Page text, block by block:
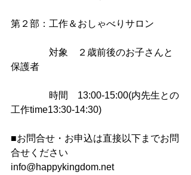
第２部：工作＆おしゃべりサロン
対象　２歳前後のお子さんと
保護者
時間　13:00-15:00(内先生との
工作time13:30-14:30)
■お問合せ・お申込は直接以下までお問
合せください
info@happykingdom.net